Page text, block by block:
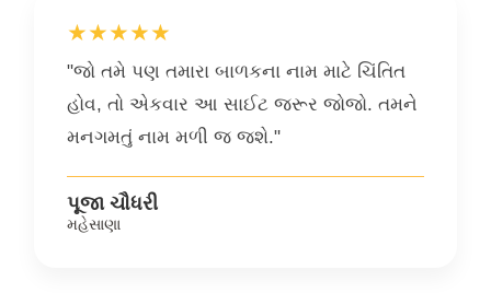
★★★★★
"જો તમે પણ તમારા બાળકના નામ માટે ચિંતિત
હોવ, તો એકવાર આ સાઈટ જરૂર જોજો. તમને
મનગમતું નામ મળી જ જશે."
પૂજા ચૌધરી
મહેસાણા